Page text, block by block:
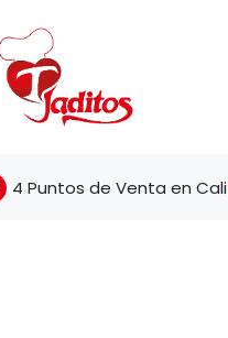
4 Puntos de Venta en Cali